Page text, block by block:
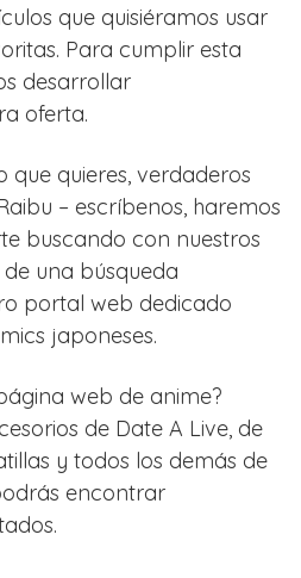
que quisiéramos usar
Para cumplir esta
desarrollar
oferta.
que quieres, verdaderos
– escríbenos, haremos
buscando con nuestros
una búsqueda
portal web dedicado
japoneses.
web de anime?
de Date A Live, de
y todos los demás de
encontrar